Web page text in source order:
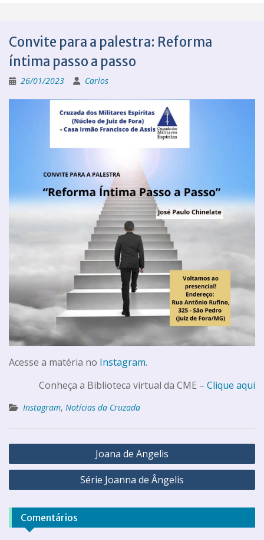
Convite para a palestra: Reforma
íntima passo a passo
26/01/2023 Carlos
Acesse a matéria no Instagram.
Conheça a Biblioteca virtual da CME – Clique aqui
Instagram, Notícias da Cruzada
Joana de Angelis
Série Joanna de Ângelis
Comentários